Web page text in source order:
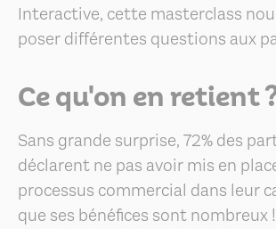
Interactive, cette masterclass
poser différentes questions aux
Ce qu'on en retient
Sans grande surprise, 72% des
déclarent ne pas avoir mis en
processus commercial dans leur
que ses bénéfices sont nombreux !